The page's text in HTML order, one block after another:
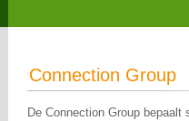
Connection Group
De Connection Group